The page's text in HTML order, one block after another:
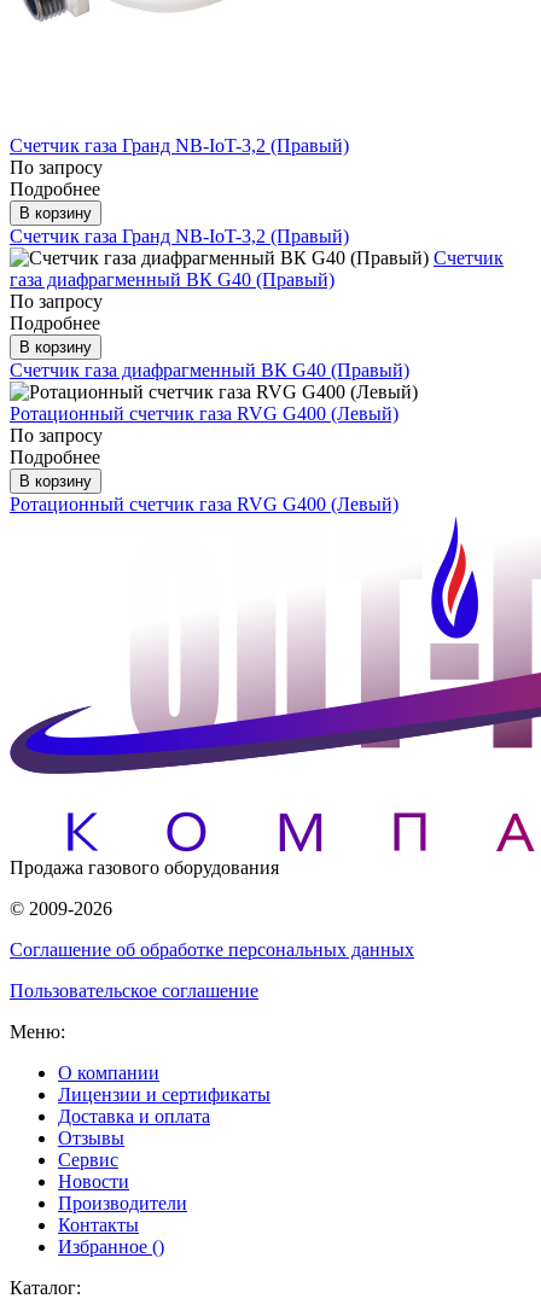
Счетчик газа Гранд NB-IoT-3,2 (Правый)
По запросу
Подробнее
В корзину
Счетчик газа Гранд NB-IoT-3,2 (Правый)
Счетчик
газа диафрагменный ВК G40 (Правый)
По запросу
Подробнее
В корзину
Счетчик газа диафрагменный ВК G40 (Правый)
Ротационный счетчик газа RVG G400 (Левый)
По запросу
Подробнее
В корзину
Ротационный счетчик газа RVG G400 (Левый)
Продажа газового оборудования
© 2009-2026
Соглашение об обработке персональных данных
Пользовательское соглашение
Меню:
О компании
Лицензии и сертификаты
Доставка и оплата
Отзывы
Сервис
Новости
Производители
Контакты
Избранное ()
Каталог: